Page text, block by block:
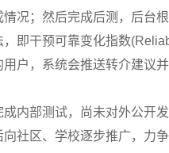
情况；然后完成后测，后台
即干预可靠变化指数
户，系统会推送转介建议
部测试，尚未对外公开发
社区、学校逐步推广，力